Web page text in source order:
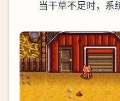
当干草不足时，系